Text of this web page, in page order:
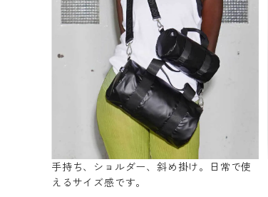
手持ち、ショルダー、斜め掛け。日常で使
えるサイズ感です。